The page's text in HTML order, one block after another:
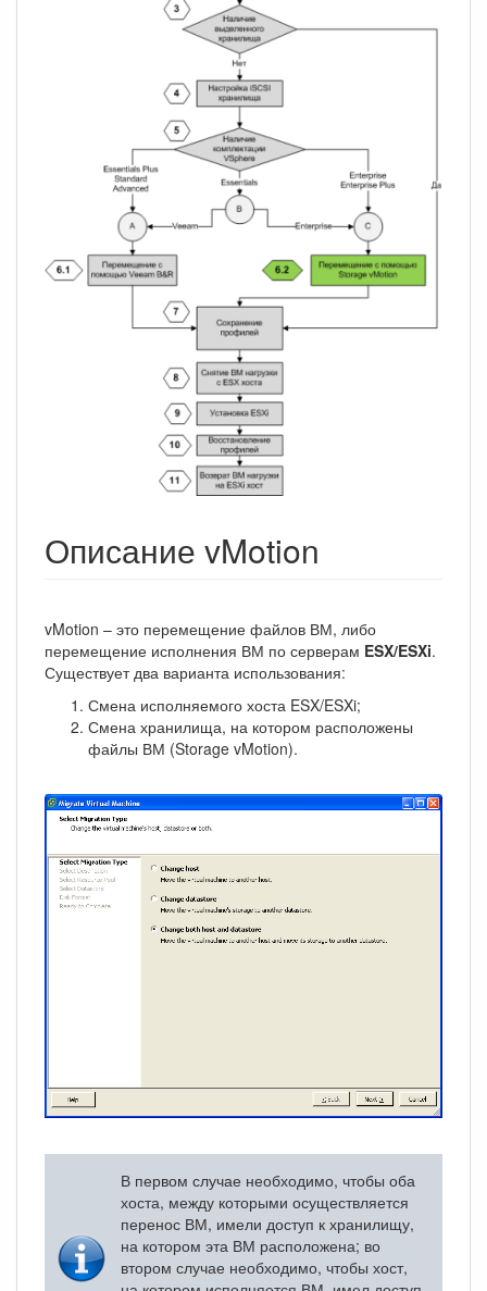
Описание vMotion
vMotion – это перемещение файлов ВМ, либо
перемещение исполнения ВМ по серверам ESX/ESXi.
Существует два варианта использования:
Смена исполняемого хоста ESX/ESXi;
Смена хранилища, на котором расположены
файлы ВМ (Storage vMotion).
В первом случае необходимо, чтобы оба
хоста, между которыми осуществляется
перенос ВМ, имели доступ к хранилищу,
на котором эта ВМ расположена; во
втором случае необходимо, чтобы хост,